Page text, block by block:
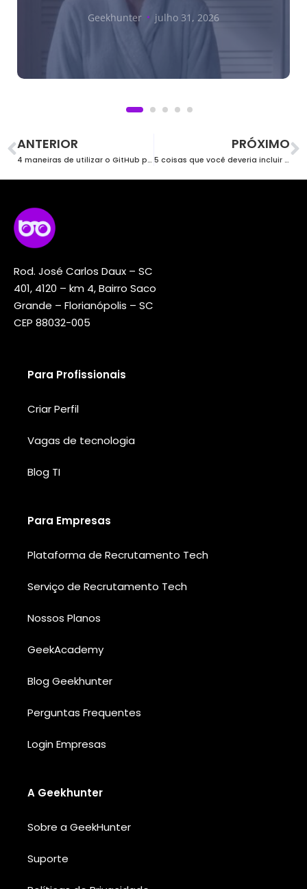
Geekhunter julho 31, 2026
ANTERIOR
4 maneiras de utilizar o GitHub para avaliar desenvolvedores
PRÓXIMO
5 coisas que você deveria incluir no budget de recrutamento tech
Rod. José Carlos Daux – SC
401, 4120 – km 4, Bairro Saco
Grande – Florianópolis – SC
CEP 88032-005
Para Profissionais
Criar Perfil
Vagas de tecnologia
Blog TI
Para Empresas
Plataforma de Recrutamento Tech
Serviço de Recrutamento Tech
Nossos Planos
GeekAcademy
Blog Geekhunter
Perguntas Frequentes
Login Empresas
A Geekhunter
Sobre a GeekHunter
Suporte